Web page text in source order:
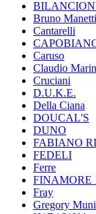
Bruno Manetti
Cantarelli
Caruso
Claudio
Cruciani
D.U.K.E.
Della Ciana
DOUCAL'S
DUNO
FABIANO
FEDELI
Ferre
FINAMORE
Fray
Gregory